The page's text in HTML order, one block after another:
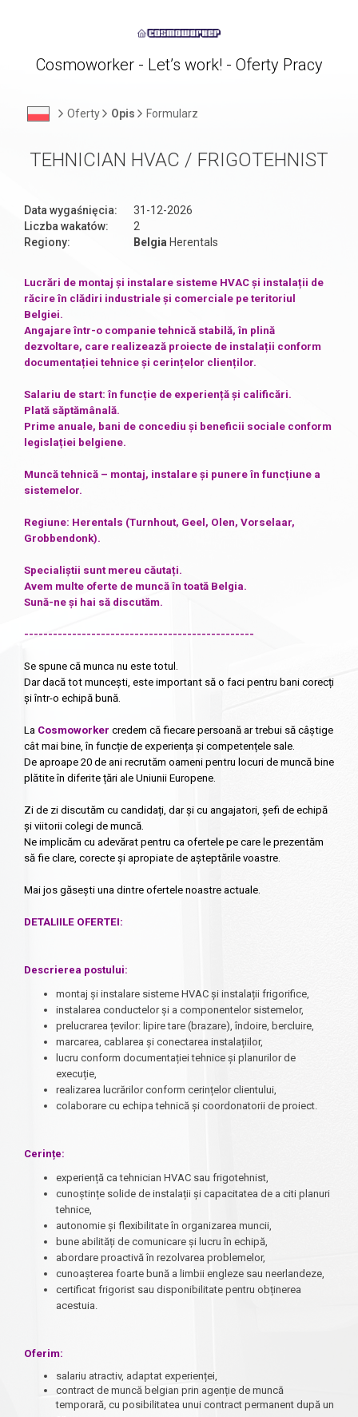
Cosmoworker - Let’s work! - Oferty Pracy
Oferty Opis Formularz
TEHNICIAN HVAC / FRIGOTEHNIST
Data wygaśnięcia:
31-12-2026
Liczba wakatów:
2
Regiony:
Belgia Herentals
Lucrări de montaj și instalare sisteme HVAC și instalații de
răcire în clădiri industriale și comerciale pe teritoriul
Belgiei.
Angajare într-o companie tehnică stabilă, în plină
dezvoltare, care realizează proiecte de instalații conform
documentației tehnice și cerințelor clienților.
Salariu de start: în funcție de experiență și calificări.
Plată săptămânală.
Prime anuale, bani de concediu și beneficii sociale conform
legislației belgiene.
Muncă tehnică – montaj, instalare și punere în funcțiune a
sistemelor.
Regiune: Herentals (Turnhout, Geel, Olen, Vorselaar,
Grobbendonk).
Specialiștii sunt mereu căutați.
Avem multe oferte de muncă în toată Belgia.
Sună-ne și hai să discutăm.
------------------------------------------------
Se spune că munca nu este totul.
Dar dacă tot muncești, este important să o faci pentru bani corecți
și într-o echipă bună.
La Cosmoworker credem că fiecare persoană ar trebui să câștige
cât mai bine, în funcție de experiența și competențele sale.
De aproape 20 de ani recrutăm oameni pentru locuri de muncă bine
plătite în diferite țări ale Uniunii Europene.
Zi de zi discutăm cu candidați, dar și cu angajatori, șefi de echipă
și viitorii colegi de muncă.
Ne implicăm cu adevărat pentru ca ofertele pe care le prezentăm
să fie clare, corecte și apropiate de așteptările voastre.
Mai jos găsești una dintre ofertele noastre actuale.
DETALIILE OFERTEI:
Descrierea postului:
montaj și instalare sisteme HVAC și instalații frigorifice,
instalarea conductelor și a componentelor sistemelor,
prelucrarea țevilor: lipire tare (brazare), îndoire, bercluire,
marcarea, cablarea și conectarea instalațiilor,
lucru conform documentației tehnice și planurilor de
execuție,
realizarea lucrărilor conform cerințelor clientului,
colaborare cu echipa tehnică și coordonatorii de proiect.
Cerințe:
experiență ca tehnician HVAC sau frigotehnist,
cunoștințe solide de instalații și capacitatea de a citi planuri
tehnice,
autonomie și flexibilitate în organizarea muncii,
bune abilități de comunicare și lucru în echipă,
abordare proactivă în rezolvarea problemelor,
cunoașterea foarte bună a limbii engleze sau neerlandeze,
certificat frigorist sau disponibilitate pentru obținerea
acestuia.
Oferim:
salariu atractiv, adaptat experienței,
contract de muncă belgian prin agenție de muncă
temporară, cu posibilitatea unui contract permanent după un